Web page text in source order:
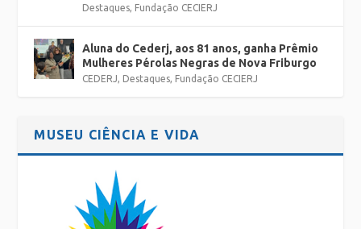
Destaques, Fundação CECIERJ
Aluna do Cederj, aos 81 anos, ganha Prêmio
Mulheres Pérolas Negras de Nova Friburgo
CEDERJ, Destaques, Fundação CECIERJ
MUSEU CIÊNCIA E VIDA